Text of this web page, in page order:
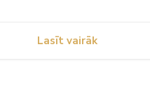
Lasīt vairāk